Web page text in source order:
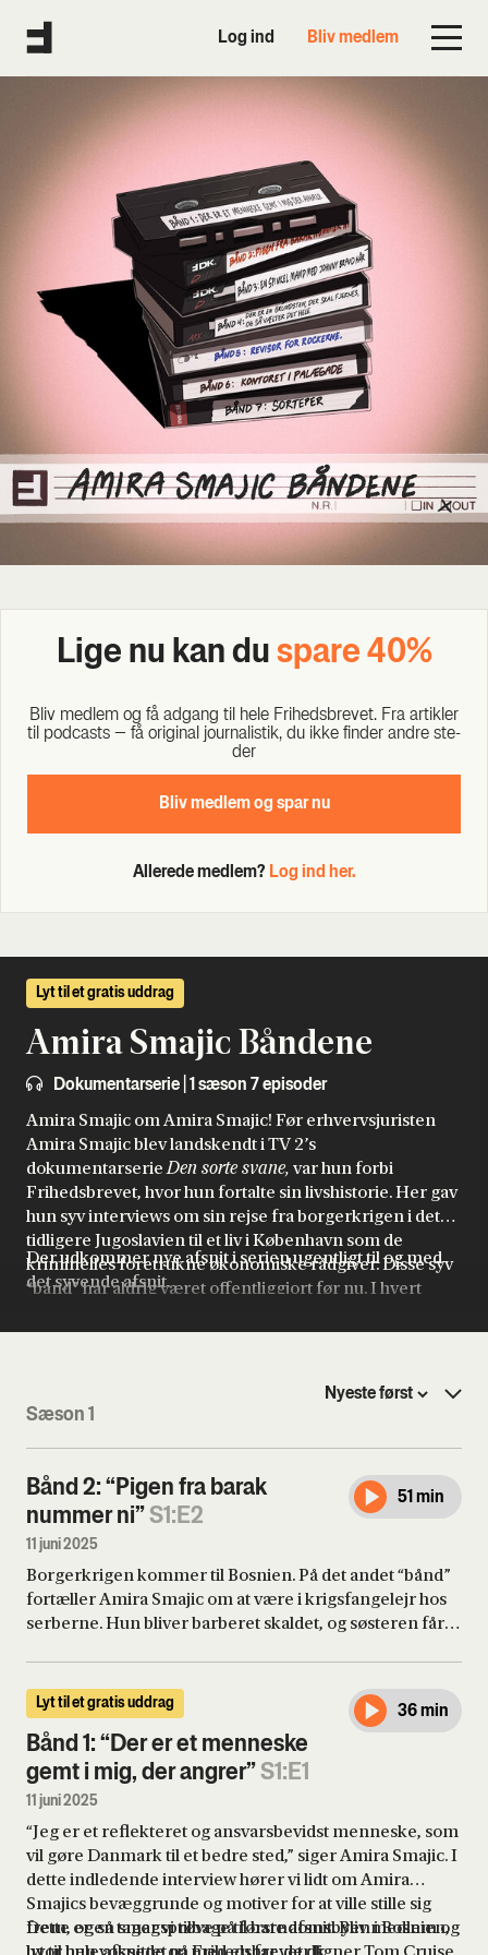
Log ind Bliv medlem
Lige nu kan du spa­re 40%
Bliv med­lem og få adgang til hele Fri­heds­bre­vet. Fra artik­ler
til podcasts – få ori­gi­nal jour­na­li­stik, du ikke fin­der andre ste­
der
Bliv med­lem og spar nu
Allerede medlem? Log ind her.
Lyt til et gratis uddrag
Amira Smajic Båndene
Dokumentarserie | 1 sæson 7 episoder
Amira Smajic om Amira Smajic! Før erhvervsjuristen
Amira Smajic blev landskendt i TV 2’s
dokumentarserieDen sorte svane, var hun forbi
Frihedsbrevet, hvor hun fortalte sin livshistorie. Her gav
hun syv interviews om sin rejse fra borgerkrigen i det
tidligere Jugoslavien til et liv i København som de
kriminelles foretrukne økonomiske rådgiver. Disse syv
“bånd” har aldrig været offentliggjort før nu. I hvert
Carsten Norton og Thomas Arent lytterne ved hånden
Der udkommer nye afsnit i serien ugentligt til og med
det syvende afsnit.
Sæson 1
Bånd 2: “Pigen fra barak
nummer ni”S1:E2
11 juni 2025
51 min
Borgerkrigen kommer til Bosnien. På det andet “bånd”
fortæller Amira Smajic om at være i krigsfangelejr hos
serberne. Hun bliver barberet skaldet, og søsteren får
hendes familie i sikkerhed i Danmark. Så Amira Smajic
ender sin flugt i en barakby på Fyn. Hun kommer i
dansk skole, men det går snart op for hende, at hun ikke
er som de danske børn.
Lyt til et gratis uddrag
Bånd 1: “Der er et menneske
gemt i mig, der angrer”S1:E1
11 juni 2025
36 min
“Jeg er et reflekteret og ansvarsbevidst menneske, som
vil gøre Danmark til et bedre sted,” siger Amira Smajic. I
dette indledende interview hører vi lidt om Amira
Smajics bevæggrunde og motiver for at ville stille sig
frem, og så tager vi tilbage til barndomsbyen i Bosnien,
Dette er en smagsprøve på første afsnit. Bliv medlem og